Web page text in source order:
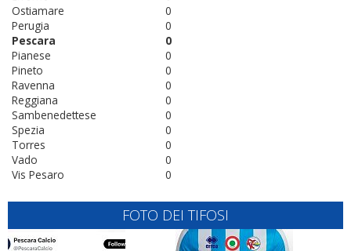
0
Ostiamare
0
Perugia
0
Pescara
0
Pianese
0
Pineto
0
Ravenna
0
Reggiana
0
Sambenedettese
0
Spezia
0
Torres
0
Vado
0
Vis Pesaro
FOTO DEI TIFOSI